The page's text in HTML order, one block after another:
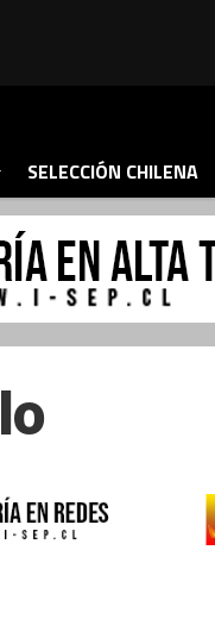
SELECCIÓN CHILENA